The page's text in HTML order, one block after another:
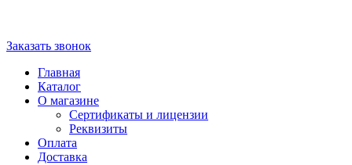
Заказать звонок
Главная
Каталог
О магазине
Сертификаты и лицензии
Реквизиты
Оплата
Доставка